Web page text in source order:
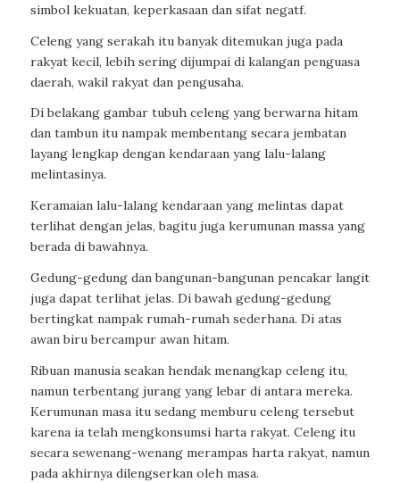
simbol kekuatan, keperkasaan dan sifat negatf.
Celeng yang serakah itu banyak ditemukan juga pada
rakyat kecil, lebih sering dijumpai di kalangan penguasa
daerah, wakil rakyat dan pengusaha.
Di belakang gambar tubuh celeng yang berwarna hitam
dan tambun itu nampak membentang secara jembatan
layang lengkap dengan kendaraan yang lalu-lalang
melintasinya.
Keramaian lalu-lalang kendaraan yang melintas dapat
terlihat dengan jelas, bagitu juga kerumunan massa yang
berada di bawahnya.
Gedung-gedung dan bangunan-bangunan pencakar langit
juga dapat terlihat jelas. Di bawah gedung-gedung
bertingkat nampak rumah-rumah sederhana. Di atas
awan biru bercampur awan hitam.
Ribuan manusia seakan hendak menangkap celeng itu,
namun terbentang jurang yang lebar di antara mereka.
Kerumunan masa itu sedang memburu celeng tersebut
karena ia telah mengkonsumsi harta rakyat. Celeng itu
secara sewenang-wenang merampas harta rakyat, namun
pada akhirnya dilengserkan oleh masa.